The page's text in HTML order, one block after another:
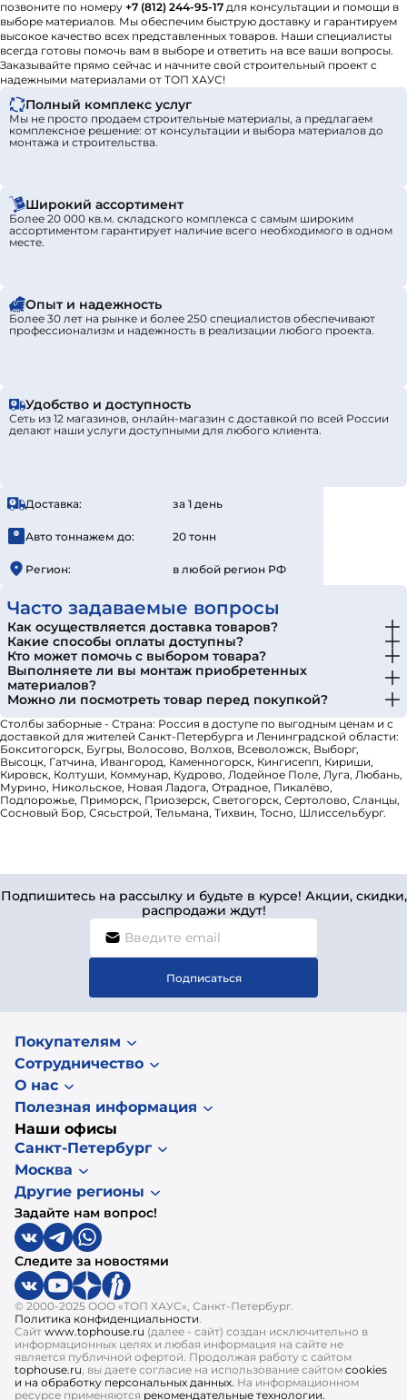
позвоните по номеру +7 (812) 244-95-17 для консультации и помощи в
выборе материалов. Мы обеспечим быструю доставку и гарантируем
высокое качество всех представленных товаров. Наши специалисты
всегда готовы помочь вам в выборе и ответить на все ваши вопросы.
Заказывайте прямо сейчас и начните свой строительный проект с
надежными материалами от ТОП ХАУС!
Полный комплекс услуг
Мы не просто продаем строительные материалы, а предлагаем
комплексное решение: от консультации и выбора материалов до
монтажа и строительства.
Широкий ассортимент
Более 20 000 кв.м. складского комплекса с самым широким
ассортиментом гарантирует наличие всего необходимого в одном
месте.
Опыт и надежность
Более 30 лет на рынке и более 250 специалистов обеспечивают
профессионализм и надежность в реализации любого проекта.
Удобство и доступность
Сеть из 12 магазинов, онлайн-магазин с доставкой по всей России
делают наши услуги доступными для любого клиента.
Доставка: за 1 день
Авто тоннажем до: 20 тонн
Регион: в любой регион РФ
Часто задаваемые вопросы
Как осуществляется доставка товаров?
Какие способы оплаты доступны?
Кто может помочь с выбором товара?
Выполняете ли вы монтаж приобретенных
материалов?
Можно ли посмотреть товар перед покупкой?
Столбы заборные - Страна: Россия в доступе по выгодным ценам и с
доставкой для жителей Санкт-Петербурга и Ленинградской области:
Бокситогорск, Бугры, Волосово, Волхов, Всеволожск, Выборг,
Высоцк, Гатчина, Ивангород, Каменногорск, Кингисепп, Кириши,
Кировск, Колтуши, Коммунар, Кудрово, Лодейное Поле, Луга, Любань,
Мурино, Никольское, Новая Ладога, Отрадное, Пикалёво,
Подпорожье, Приморск, Приозерск, Светогорск, Сертолово, Сланцы,
Сосновый Бор, Сясьстрой, Тельмана, Тихвин, Тосно, Шлиссельбург.
Подпишитесь на рассылку и будьте в курсе! Акции, скидки,
распродажи ждут!
Подписаться
Покупателям
Сотрудничество
О нас
Полезная информация
Наши офисы
Санкт-Петербург
Москва
Другие регионы
Задайте нам вопрос!
Следите за новостями
© 2000-2025 ООО «ТОП ХАУС», Санкт-Петербург.
Политика конфиденциальности.
Сайт www.tophouse.ru (далее - сайт) создан исключительно в
информационных целях и любая информация на сайте не
является публичной офертой. Продолжая работу с сайтом
tophouse.ru, вы даете согласие на использование сайтом cookies
и на обработку персональных данных. На информационном
ресурсе применяются рекомендательные технологии.